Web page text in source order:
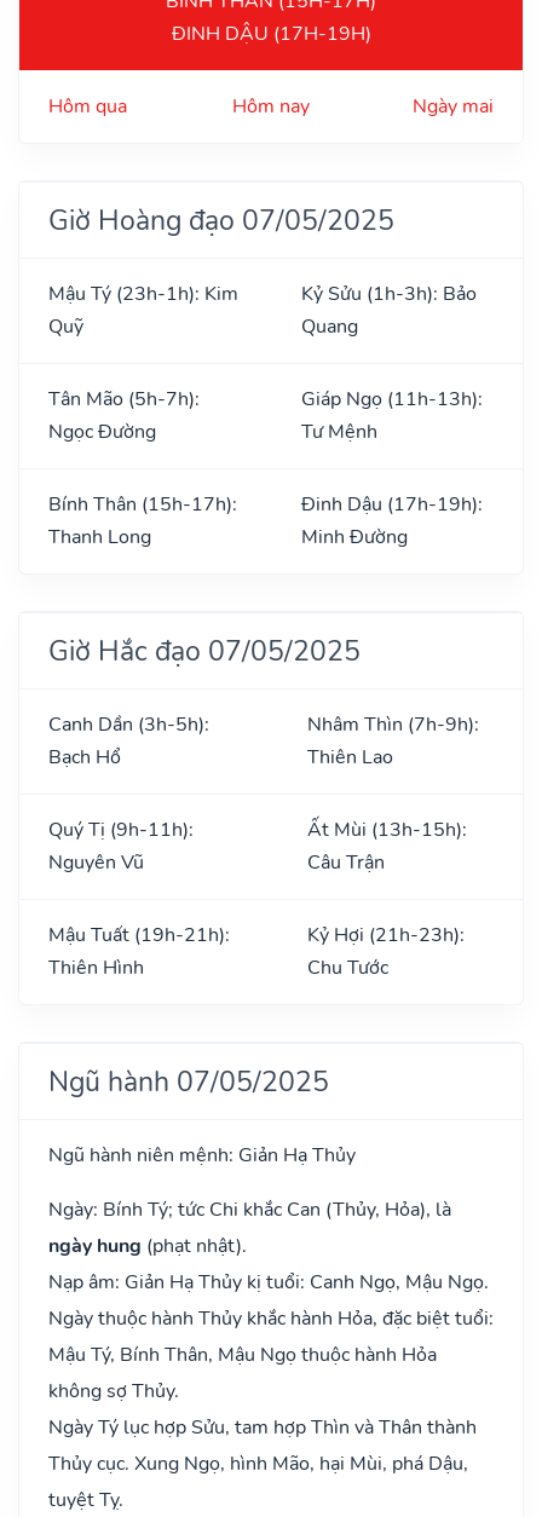
ĐINH DẬU (17H-19H)
Hôm qua Hôm nay Ngày mai
Giờ Hoàng đạo 07/05/2025
Mậu Tý (23h-1h): Kim
Quỹ
Kỷ Sửu (1h-3h): Bảo
Quang
Tân Mão (5h-7h):
Ngọc Đường
Giáp Ngọ (11h-13h):
Tư Mệnh
Bính Thân (15h-17h):
Thanh Long
Đinh Dậu (17h-19h):
Minh Đường
Giờ Hắc đạo 07/05/2025
Canh Dần (3h-5h):
Bạch Hổ
Nhâm Thìn (7h-9h):
Thiên Lao
Quý Tị (9h-11h):
Nguyên Vũ
Ất Mùi (13h-15h):
Câu Trận
Mậu Tuất (19h-21h):
Thiên Hình
Kỷ Hợi (21h-23h):
Chu Tước
Ngũ hành 07/05/2025
Ngũ hành niên mệnh: Giản Hạ Thủy
Ngày: Bính Tý; tức Chi khắc Can (Thủy, Hỏa), là
ngày hung (phạt nhật).
Nạp âm: Giản Hạ Thủy kị tuổi: Canh Ngọ, Mậu Ngọ.
Ngày thuộc hành Thủy khắc hành Hỏa, đặc biệt tuổi:
Mậu Tý, Bính Thân, Mậu Ngọ thuộc hành Hỏa
không sợ Thủy.
Ngày Tý lục hợp Sửu, tam hợp Thìn và Thân thành
Thủy cục. Xung Ngọ, hình Mão, hại Mùi, phá Dậu,
tuyệt Tỵ.